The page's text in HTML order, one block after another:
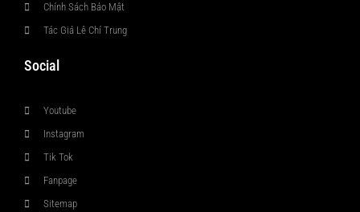
Chính Sách Bảo Mật
Tác Giả Lê Chí Trung
Social
Youtube
Instagram
Tik Tok
Fanpage
Sitemap